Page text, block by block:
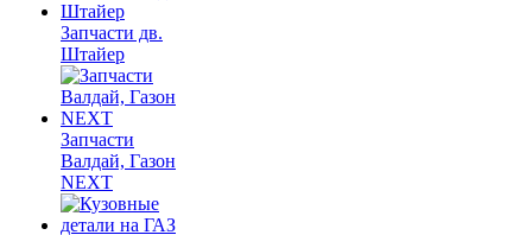
Запчасти дв.
Штайер
Запчасти
Валдай, Газон
NEXT